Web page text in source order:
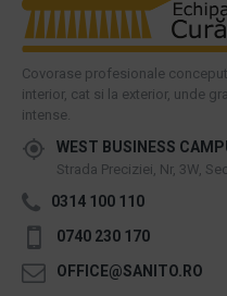
Covorase profesionale
interior, cat si la exterior, unde
intense.
WEST BUSINESS
Strada Preciziei, Nr, 3W,
0314 100 110
0740 230 170
OFFICE@SANITO.RO